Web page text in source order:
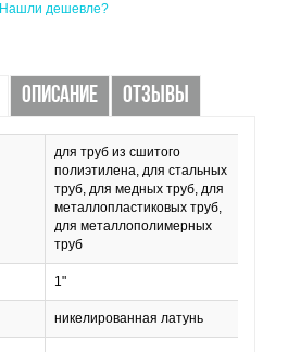
Нашли дешевле?
ОПИСАНИЕ ОТЗЫВЫ
для труб из сшитого
полиэтилена, для стальных
труб, для медных труб, для
металлопластиковых труб,
для металлополимерных
труб
1"
никелированная латунь